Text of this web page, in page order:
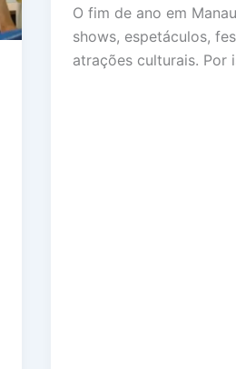
O fim de ano em
shows, espetáculos,
atrações culturais. Por